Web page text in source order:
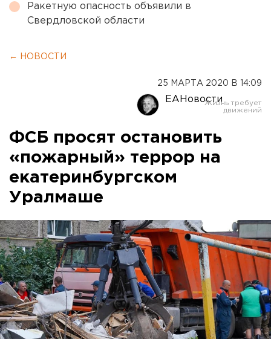
Ракетную опасность объявили в
Свердловской области
← НОВОСТИ
25 МАРТА 2020 В 14:09
ЕАНовости
ФСБ просят остановить
«пожарный» террор на
екатеринбургском
Уралмаше